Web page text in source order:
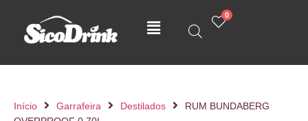
0
Início Garrafeira Destilados
RUM BUNDABERG